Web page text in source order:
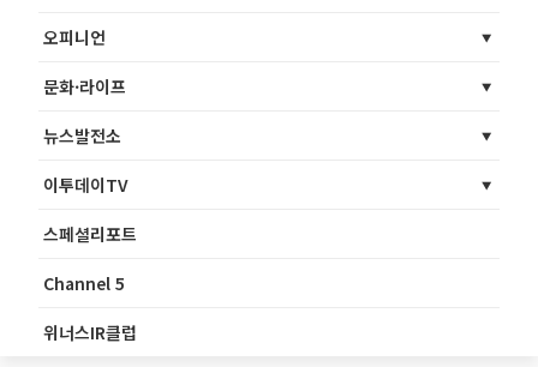
오피니언
문화·라이프
뉴스발전소
이투데이TV
스페셜리포트
Channel 5
위너스IR클럽